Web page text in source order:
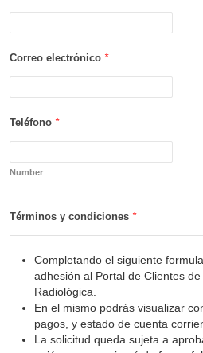
Correo electrónico *
Teléfono *
Number
Términos y condiciones *
Completando el siguiente
adhesión al Portal de Clientes
Radiológica.
En el mismo podrás visualizar
pagos, y estado de cuenta
La solicitud queda sujeta a